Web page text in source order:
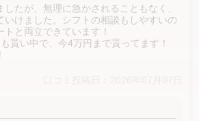
たが、無理に急かされることもなく、
いけました。シフトの相談もしやすいの
と両立できています！
貰い中で、今4万円まで貰ってます！